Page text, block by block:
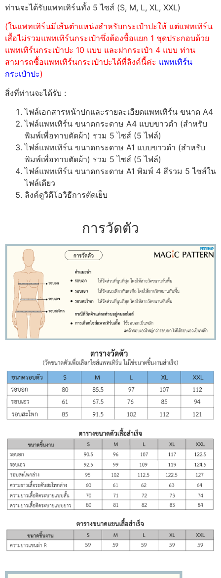
ท่านจะได้รับแพทเทิร์นทั้ง 5 ไซส์ (S, M, L, XL, XXL)
(ในแพทเทิร์นมีเส้นตำแหน่งสำหรับกระเป๋าปะให้ แต่แพทเทิร์น
เสื้อไม่รวมแพทเทิร์นกระเป๋าซึ่งต้องซื้อแยก 1 ชุดประกอบด้วย
แพทเทิร์นกระเป๋าปะ 10 แบบ และฝากระเป๋า 4 แบบ ท่าน
สามารถซื้อแพทเทิร์นกระเป๋าปะได้ที่ลิงค์นี้ค่ะ แพทเทิร์น
กระเป๋าปะ)
สิ่งที่ท่านจะได้รับ :
ไฟล์เอกสารหน้าปกและรายละเอียดแพทเทิร์น ขนาด A4
ไฟล์แพทเทิร์น ขนาดกระดาษ A4 แบบขาวดำ (สำหรับ
พิมพ์เพื่อทาบตัดผ้า) รวม 5 ไซส์ (5 ไฟล์)
ไฟล์แพทเทิร์น ขนาดกระดาษ A1 แบบขาวดำ (สำหรับ
พิมพ์เพื่อทาบตัดผ้า) รวม 5 ไซส์ (5 ไฟล์)
ไฟล์แพทเทิร์น ขนาดกระดาษ A1 พิมพ์ 4 สีรวม 5 ไซส์ใน
ไฟล์เดียว
ลิงค์ดูวิดีโอวิธีการตัดเย็บ
การวัดตัว